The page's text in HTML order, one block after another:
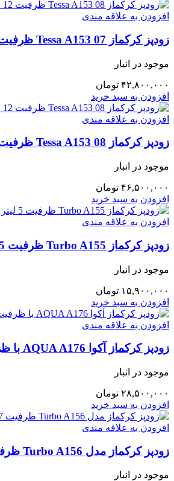
افزودن به علاقه مندی
زودپز کرکماز Tessa A153 07 ظرفیت 10 لیتر
موجود در انبار
۴۲,۸۰۰,۰۰۰ تومان
افزودن به سبد خرید
افزودن به علاقه مندی
زودپز کرکماز Tessa A153 08 ظرفیت 12 لیتر
موجود در انبار
۴۶,۵۰۰,۰۰۰ تومان
افزودن به سبد خرید
افزودن به علاقه مندی
زودپز کرکماز Turbo A155 ظرفیت 5 لیتر
موجود در انبار
۱۵,۹۰۰,۰۰۰ تومان
افزودن به سبد خرید
افزودن به علاقه مندی
زودپز کرکماز آکوا AQUA A176 با ظرفیت 6 لیتر
موجود در انبار
۲۸,۵۰۰,۰۰۰ تومان
افزودن به سبد خرید
افزودن به علاقه مندی
زودپز کرکماز مدل Turbo A156 ظرفیت 7 لیتر
موجود در انبار